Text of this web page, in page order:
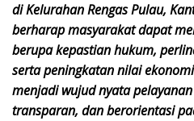
di Kelurahan Rengas Pulau,
berharap masyarakat dapat
berupa kepastian hukum,
serta peningkatan nilai
menjadi wujud nyata
transparan, dan berorientasi